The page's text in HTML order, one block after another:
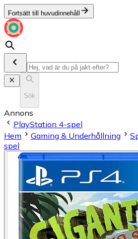
Fortsätt till huvudinnehåll
Sök
Annons
PlayStation 4-spel
Hem
Gaming & Underhållning
spel